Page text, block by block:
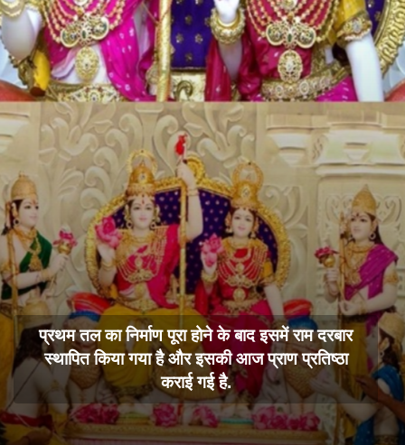
प्रथम तल का निर्माण पूरा होने के बाद इसमें राम दरबार
स्थापित किया गया है और इसकी आज प्राण प्रतिष्ठा
कराई गई है.